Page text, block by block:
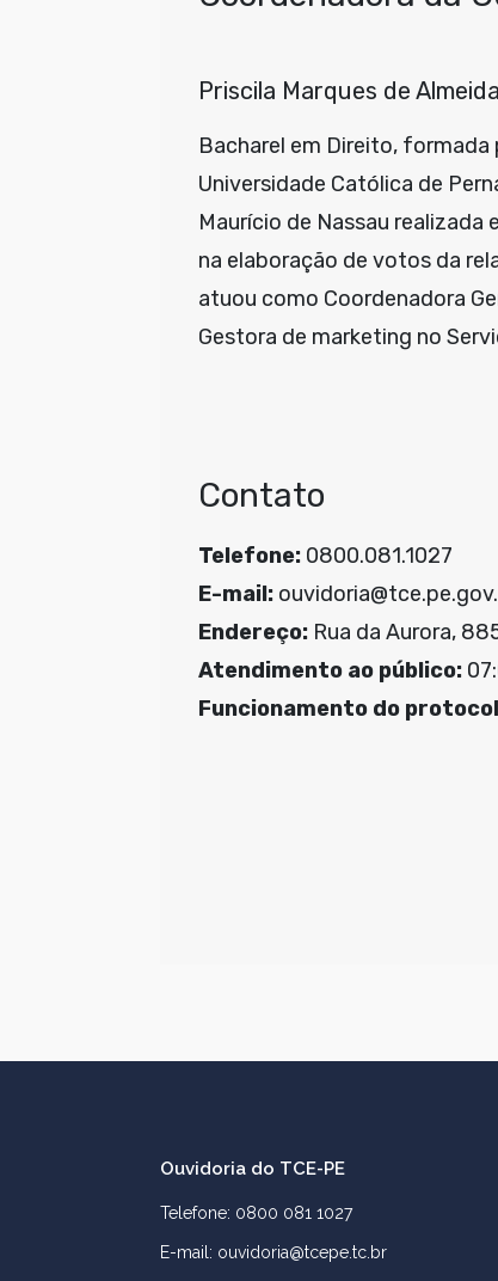
Priscila Marques de
Bacharel em Direito,
Universidade Católica de
Maurício de Nassau realizada
na elaboração de votos da
atuou como Coordenadora
Gestora de marketing no
Contato
Telefone: 0800.081.1027
E-mail:
Endereço: Rua da Aurora,
Atendimento ao público:
Funcionamento do
Ouvidoria do TCE-PE
Telefone: 0800 081 1027
E-mail: ouvidoria@tcepe.tc.br